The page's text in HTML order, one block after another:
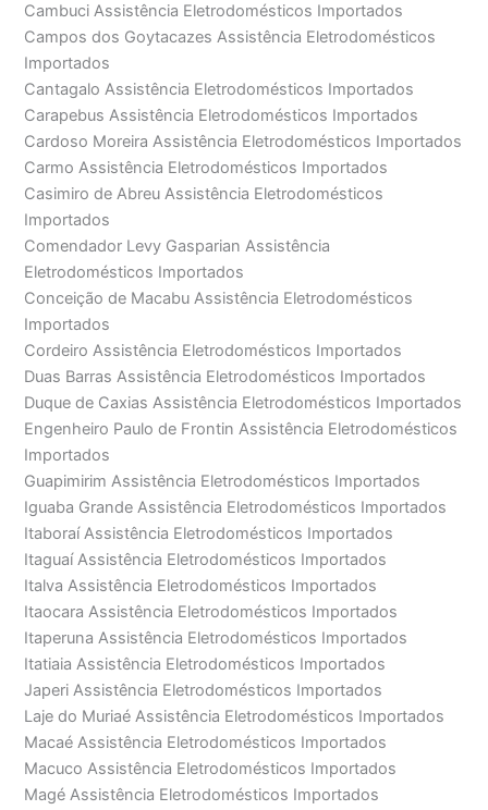
Cambuci Assistência Eletrodomésticos Importados
Campos dos Goytacazes Assistência Eletrodomésticos
Importados
Cantagalo Assistência Eletrodomésticos Importados
Carapebus Assistência Eletrodomésticos Importados
Cardoso Moreira Assistência Eletrodomésticos Importados
Carmo Assistência Eletrodomésticos Importados
Casimiro de Abreu Assistência Eletrodomésticos
Importados
Comendador Levy Gasparian Assistência
Eletrodomésticos Importados
Conceição de Macabu Assistência Eletrodomésticos
Importados
Cordeiro Assistência Eletrodomésticos Importados
Duas Barras Assistência Eletrodomésticos Importados
Duque de Caxias Assistência Eletrodomésticos Importados
Engenheiro Paulo de Frontin Assistência Eletrodomésticos
Importados
Guapimirim Assistência Eletrodomésticos Importados
Iguaba Grande Assistência Eletrodomésticos Importados
Itaboraí Assistência Eletrodomésticos Importados
Itaguaí Assistência Eletrodomésticos Importados
Italva Assistência Eletrodomésticos Importados
Itaocara Assistência Eletrodomésticos Importados
Itaperuna Assistência Eletrodomésticos Importados
Itatiaia Assistência Eletrodomésticos Importados
Japeri Assistência Eletrodomésticos Importados
Laje do Muriaé Assistência Eletrodomésticos Importados
Macaé Assistência Eletrodomésticos Importados
Macuco Assistência Eletrodomésticos Importados
Magé Assistência Eletrodomésticos Importados